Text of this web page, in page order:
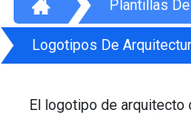
Plantillas
Logotipos De
El logotipo de arquitecto